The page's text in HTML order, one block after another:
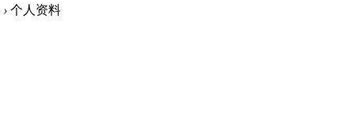
› 个人资料